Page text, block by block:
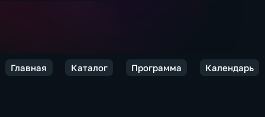
Главная Каталог Программа Календарь